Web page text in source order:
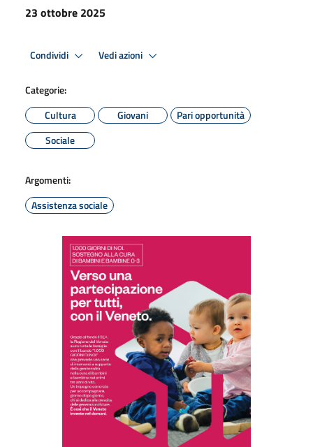
23 ottobre 2025
Condividi Vedi azioni
Categorie:
Cultura
Giovani
Pari opportunità
Sociale
Argomenti:
Assistenza sociale